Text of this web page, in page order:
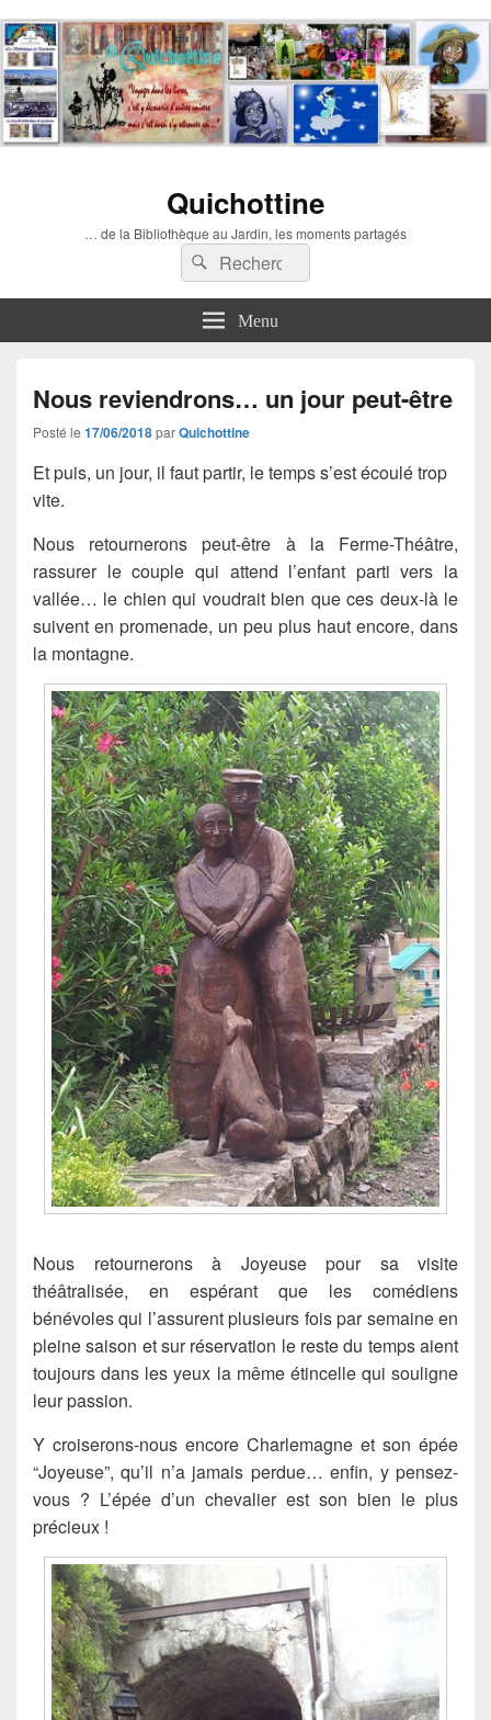
Quichottine
… de la Bibliothèque au Jardin, les moments partagés
Recherche :
Rechercher
Menu
Nous reviendrons… un jour peut-être
Posté le 17/06/2018parQuichottine
Et puis, un jour, il faut partir, le temps s’est écoulé trop
vite.
Nous retournerons peut-être à la Ferme-Théâtre,
rassurer le couple qui attend l’enfant parti vers la
vallée… le chien qui voudrait bien que ces deux-là le
suivent en promenade, un peu plus haut encore, dans
la montagne.
Nous retournerons à Joyeuse pour sa visite
théâtralisée, en espérant que les comédiens
bénévoles qui l’assurent plusieurs fois par semaine en
pleine saison et sur réservation le reste du temps aient
toujours dans les yeux la même étincelle qui souligne
leur passion.
Y croiserons-nous encore Charlemagne et son épée
“Joyeuse”, qu’il n’a jamais perdue… enfin, y pensez-
vous ? L’épée d’un chevalier est son bien le plus
précieux !